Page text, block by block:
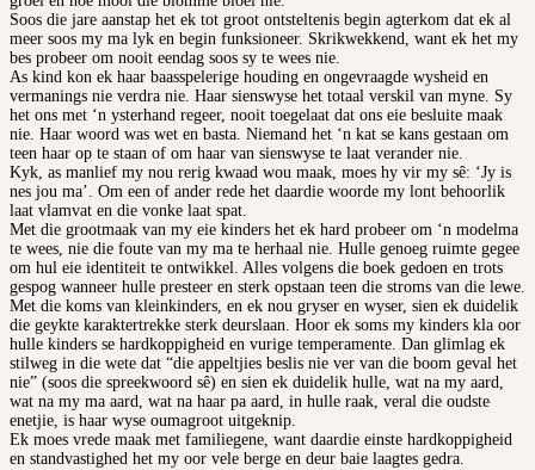
Soos die jare aanstap het ek tot groot ontsteltenis begin agterkom dat ek al
meer soos my ma lyk en begin funksioneer. Skrikwekkend, want ek het my
bes probeer om nooit eendag soos sy te wees nie.
As kind kon ek haar baasspelerige houding en ongevraagde wysheid en
vermanings nie verdra nie. Haar sienswyse het totaal verskil van myne. Sy
het ons met ‘n ysterhand regeer, nooit toegelaat dat ons eie besluite maak
nie. Haar woord was wet en basta. Niemand het ‘n kat se kans gestaan om
teen haar op te staan of om haar van sienswyse te laat verander nie.
Kyk, as manlief my nou rerig kwaad wou maak, moes hy vir my sê: ‘Jy is
nes jou ma’. Om een of ander rede het daardie woorde my lont behoorlik
laat vlamvat en die vonke laat spat.
Met die grootmaak van my eie kinders het ek hard probeer om ‘n modelma
te wees, nie die foute van my ma te herhaal nie. Hulle genoeg ruimte gegee
om hul eie identiteit te ontwikkel. Alles volgens die boek gedoen en trots
gespog wanneer hulle presteer en sterk opstaan teen die stroms van die lewe.
Met die koms van kleinkinders, en ek nou gryser en wyser, sien ek duidelik
die geykte karaktertrekke sterk deurslaan. Hoor ek soms my kinders kla oor
hulle kinders se hardkoppigheid en vurige temperamente. Dan glimlag ek
stilweg in die wete dat “die appeltjies beslis nie ver van die boom geval het
nie” (soos die spreekwoord sê) en sien ek duidelik hulle, wat na my aard,
wat na my ma aard, wat na haar pa aard, in hulle raak, veral die oudste
enetjie, is haar wyse oumagroot uitgeknip.
Ek moes vrede maak met familiegene, want daardie einste hardkoppigheid
en standvastighed het my oor vele berge en deur baie laagtes gedra.